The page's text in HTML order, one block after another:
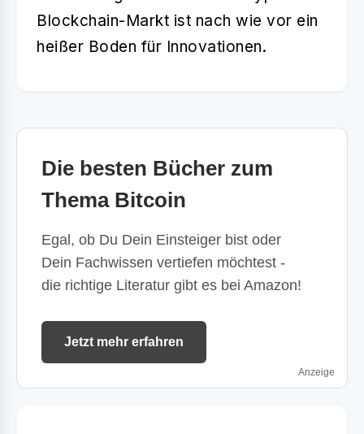
Blockchain-Markt ist nach wie vor ein
heißer Boden für Innovationen.
Die besten Bücher zum
Thema Bitcoin
Egal, ob Du Dein Einsteiger bist oder
Dein Fachwissen vertiefen möchtest -
die richtige Literatur gibt es bei Amazon!
Jetzt mehr erfahren
Anzeige